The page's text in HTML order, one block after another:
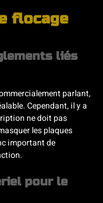
flocage
liés
parlant,
Cependant, il y a
ne doit pas
les plaques
important de
pour le